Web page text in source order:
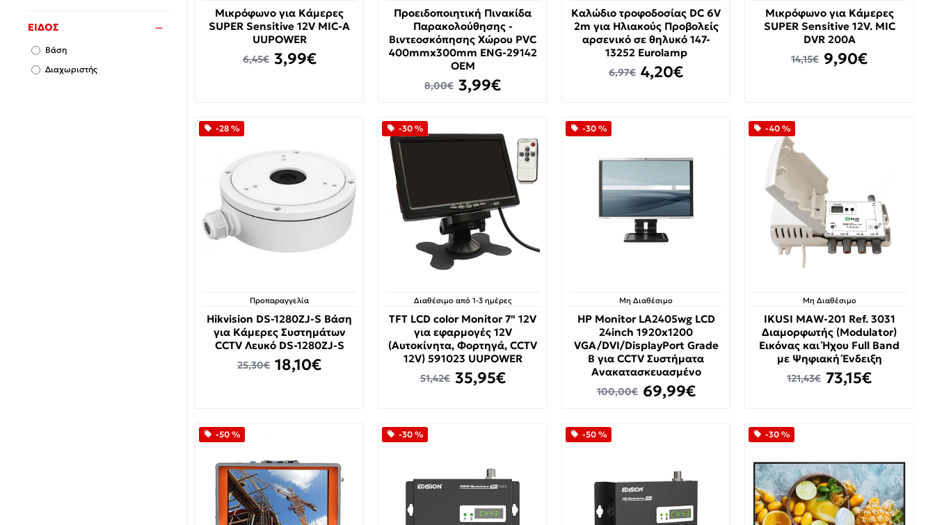
ΕΊΔΟΣ
Βάση
Διαχωριστής
Μικρόφωνο για Κάμερες
SUPER Sensitive 12V MIC-A
UUPOWER
3,99€
6,45€
Προειδοποιητική Πινακίδα
Παρακολούθησης -
Βιντεοσκόπησης Χώρου PVC
400mmx300mm ENG-29142
OEM
3,99€
8,00€
Καλώδιο τροφοδοσίας DC 6V
2m για Ηλιακούς Προβολείς
αρσενικό σε θηλυκό 147-
13252 Eurolamp
4,20€
6,97€
Μικρόφωνο για Κάμερες
SUPER Sensitive 12V. MIC
DVR 200A
9,90€
14,15€
-28 %
Προπαραγγελία
Hikvision DS-1280ZJ-S Βάση
για Κάμερες Συστημάτων
CCTV Λευκό DS-1280ZJ-S
18,10€
25,30€
-30 %
Διαθέσιμο από 1-3 ημέρες
TFT LCD color Monitor 7" 12V
για εφαρμογές 12V
(Αυτοκίνητα, Φορτηγά, CCTV
12V) 591023 UUPOWER
35,95€
51,42€
-30 %
Μη Διαθέσιμο
HP Monitor LA2405wg LCD
24inch 1920x1200
VGA/DVI/DisplayPort Grade
B για CCTV Συστήματα
Ανακατασκευασμένο
69,99€
100,00€
-40 %
Μη Διαθέσιμο
IKUSI MAW-201 Ref. 3031
Διαμορφωτής (Modulator)
Εικόνας και Ήχου Full Band
με Ψηφιακή Ένδειξη
73,15€
121,43€
-50 % -30 % -50 % -30 %